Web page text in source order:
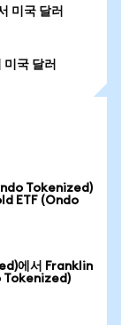
미국 달러
국 달러
Tokenized)
ETF (Ondo
에서 Franklin
Tokenized)